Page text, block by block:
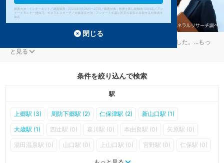
山口市の経理・決算対策を扱う税理士事務所が3件見つかりました。 ...もっ
と見る
条件を絞り込んで検索
駅
上郷駅 (3) 周防下郷駅 (2) 仁保津駅 (2) 新山口駅 (1)
大歳駅 (1) 四辻駅 (0) 嘉川駅 (0) 本由良駅 (0) 矢原駅 (0)
湯田温泉駅 (0) 山口駅 (0) 上山口駅 (0) 宮野駅 (0) 仁保駅 (0)
渡川駅 (0)
閉じる